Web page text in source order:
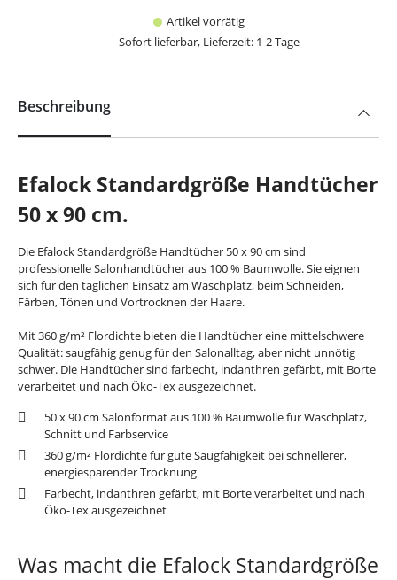
Artikel vorrätig
Sofort lieferbar, Lieferzeit: 1-2 Tage
Beschreibung
Efalock Standardgröße Handtücher
50 x 90 cm.
Die Efalock Standardgröße Handtücher 50 x 90 cm sind
professionelle Salonhandtücher aus 100 % Baumwolle. Sie eignen
sich für den täglichen Einsatz am Waschplatz, beim Schneiden,
Färben, Tönen und Vortrocknen der Haare.
Mit 360 g/m² Flordichte bieten die Handtücher eine mittelschwere
Qualität: saugfähig genug für den Salonalltag, aber nicht unnötig
schwer. Die Handtücher sind farbecht, indanthren gefärbt, mit Borte
verarbeitet und nach Öko-Tex ausgezeichnet.
50 x 90 cm Salonformat aus 100 % Baumwolle für Waschplatz,
Schnitt und Farbservice
360 g/m² Flordichte für gute Saugfähigkeit bei schnellerer,
energiesparender Trocknung
Farbecht, indanthren gefärbt, mit Borte verarbeitet und nach
Öko-Tex ausgezeichnet
Was macht die Efalock Standardgröße